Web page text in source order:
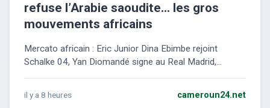
refuse l’Arabie saoudite… les gros
mouvements africains
Mercato africain : Eric Junior Dina Ebimbe rejoint
Schalke 04, Yan Diomandé signe au Real Madrid,...
il y a 8 heures cameroun24.net